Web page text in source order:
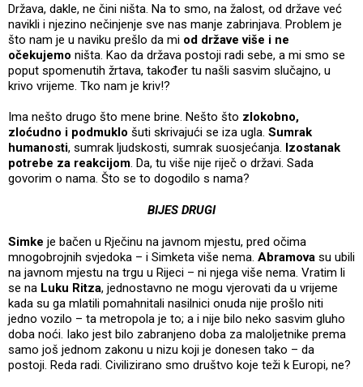
Država, dakle, ne čini ništa. Na to smo, na žalost, od države već
navikli i njezino nečinjenje sve nas manje zabrinjava. Problem je
što nam je u naviku prešlo da mi od države više i ne
očekujemo ništa. Kao da država postoji radi sebe, a mi smo se
poput spomenutih žrtava, također tu našli sasvim slučajno, u
krivo vrijeme. Tko nam je kriv!?
Ima nešto drugo što mene brine. Nešto što zlokobno,
zloćudno i podmuklo šuti skrivajući se iza ugla. Sumrak
humanosti, sumrak ljudskosti, sumrak suosjećanja. Izostanak
potrebe za reakcijom. Da, tu više nije riječ o državi. Sada
govorim o nama. Što se to dogodilo s nama?
BIJES DRUGI
Simke je bačen u Rječinu na javnom mjestu, pred očima
mnogobrojnih svjedoka – i Simketa više nema. Abramova su ubili
na javnom mjestu na trgu u Rijeci – ni njega više nema. Vratim li
se na Luku Ritza, jednostavno ne mogu vjerovati da u vrijeme
kada su ga mlatili pomahnitali nasilnici onuda nije prošlo niti
jedno vozilo – ta metropola je to; a i nije bilo neko sasvim gluho
doba noći. Iako jest bilo zabranjeno doba za maloljetnike prema
samo još jednom zakonu u nizu koji je donesen tako – da
postoji. Reda radi. Civilizirano smo društvo koje teži k Europi, ne?